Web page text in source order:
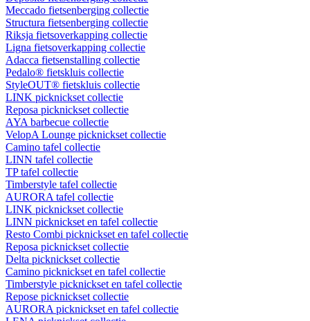
Meccado fietsenberging collectie
Structura fietsenberging collectie
Riksja fietsoverkapping collectie
Ligna fietsoverkapping collectie
Adacca fietsenstalling collectie
Pedalo® fietskluis collectie
StyleOUT® fietskluis collectie
LINK picknickset collectie
Reposa picknickset collectie
AYA barbecue collectie
VelopA Lounge picknickset collectie
Camino tafel collectie
LINN tafel collectie
TP tafel collectie
Timberstyle tafel collectie
AURORA tafel collectie
LINK picknickset collectie
LINN picknickset en tafel collectie
Resto Combi picknickset en tafel collectie
Reposa picknickset collectie
Delta picknickset collectie
Camino picknickset en tafel collectie
Timberstyle picknickset en tafel collectie
Repose picknickset collectie
AURORA picknickset en tafel collectie